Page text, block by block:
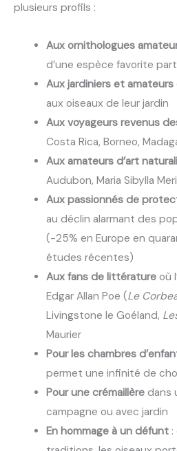
plusieurs profils :
Aux ornithologues
d’une espèce favorite
Aux jardiniers et
aux oiseaux de leur jardin
Aux voyageurs revenus
Costa Rica, Borneo,
Aux amateurs d’art
Audubon, Maria Sibylla
Aux passionnés de
au déclin alarmant des
(-25% en Europe en
études récentes)
Aux fans de littératureoù
Edgar Allan Poe (Le
Livingstone le Goéland,
Maurier
Pour les chambres
permet une infinité de
Pour une crémaillèredans
campagne ou avec jardin
En hommage à un défunt: